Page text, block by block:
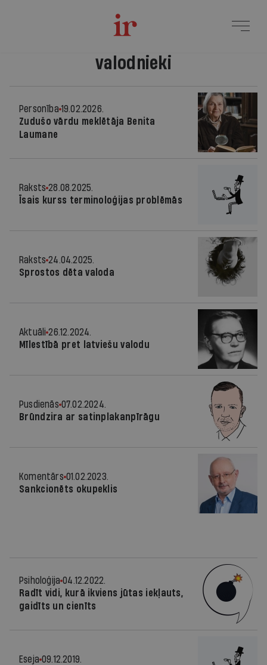
valodnieki
Personība 19.02.2026.
Zudušo vārdu meklētāja Benita
Laumane
Raksts 28.08.2025.
Īsais kurss terminoloģijas problēmās
Raksts 24.04.2025.
Sprostos dēta valoda
Aktuāli 26.12.2024.
Mīlestībā pret latviešu valodu
Pusdienās 07.02.2024.
Brūndzira ar satinplakanpīrāgu
Komentārs 01.02.2023.
Sankcionēts okupeklis
Psiholoģija 04.12.2022.
Radīt vidi, kurā ikviens jūtas iekļauts,
gaidīts un cienīts
Eseja 09.12.2019.